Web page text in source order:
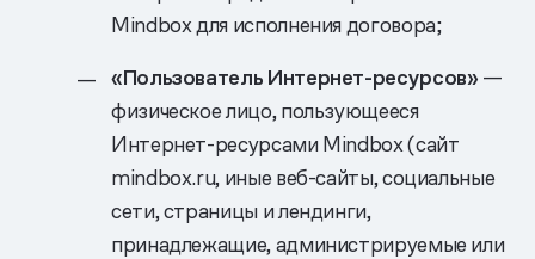
Mindbox для исполнения договора;
«Пользователь Интернет-ресурсов» —
физическое лицо, пользующееся
Интернет-ресурсами Mindbox (сайт
mindbox.ru, иные веб-сайты, социальные
сети, страницы и лендинги,
принадлежащие, администрируемые или